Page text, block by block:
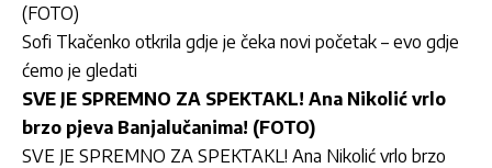
(FOTO)
Sofi Tkačenko otkrila gdje je čeka novi početak – evo gdje
ćemo je gledati
SVE JE SPREMNO ZA SPEKTAKL! Ana Nikolić vrlo
brzo pjeva Banjalučanima! (FOTO)
SVE JE SPREMNO ZA SPEKTAKL! Ana Nikolić vrlo brzo